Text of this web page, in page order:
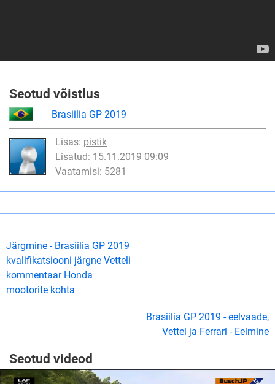
Seotud võistlus
Brasiilia GP 2019
Lisas: pistik
Lisatud: 15.11.2019 09:09
Vaatamisi: 5281
Järgmine - Brasiilia GP 2019
kvalifikatsiooni järgne Vetteli
kommentaar Honda
mootorite kohta
Brasiilia GP 2019 - eelvaade,
Vettel ja Ferrari - Eelmine
Seotud videod